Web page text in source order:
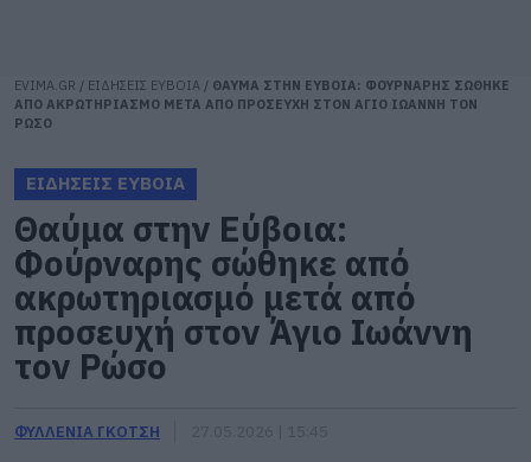
EVIMA.GR / ΕΙΔΗΣΕΙΣ ΕΥΒΟΙΑ / ΘΑΥΜΑ ΣΤΗΝ ΕΥΒΟΙΑ: ΦΟΥΡΝΑΡΗΣ ΣΩΘΗΚΕ
ΑΠΟ ΑΚΡΩΤΗΡΙΑΣΜΟ ΜΕΤΑ ΑΠΟ ΠΡΟΣΕΥΧΗ ΣΤΟΝ ΑΓΙΟ ΙΩΑΝΝΗ ΤΟΝ
ΡΩΣΟ
ΕΙΔΗΣΕΙΣ ΕΥΒΟΙΑ
Θαύμα στην Εύβοια:
Φούρναρης σώθηκε από
ακρωτηριασμό μετά από
προσευχή στον Άγιο Ιωάννη
τον Ρώσο
ΦΥΛΛΕΝΙΑ ΓΚΟΤΣΗ